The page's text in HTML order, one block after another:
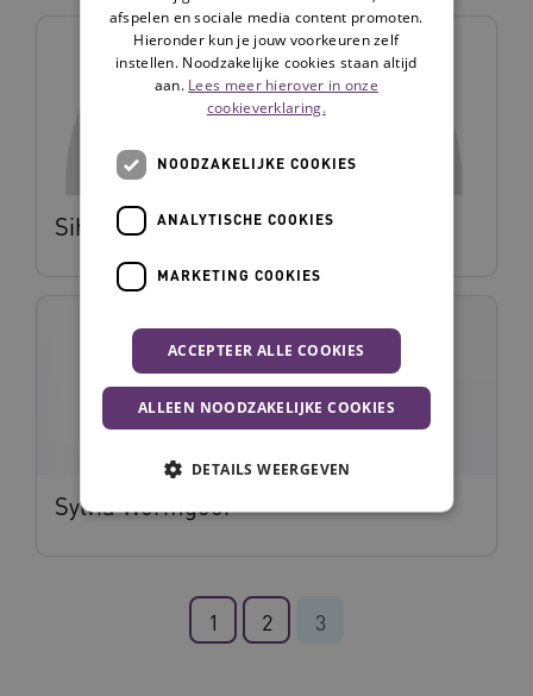
Siham Fareh
Sylvia Wormgoor
1 2 3
afspelen en sociale media content promoten.
Hieronder kun je jouw voorkeuren zelf
instellen. Noodzakelijke cookies staan altijd
aan. Lees meer hierover in onze
cookieverklaring.
NOODZAKELIJKE COOKIES
ANALYTISCHE COOKIES
MARKETING COOKIES
ACCEPTEER ALLE COOKIES
ALLEEN NOODZAKELIJKE COOKIES
DETAILS WEERGEVEN
Marketing cookies
Deze functionele en technische cookies zorgen